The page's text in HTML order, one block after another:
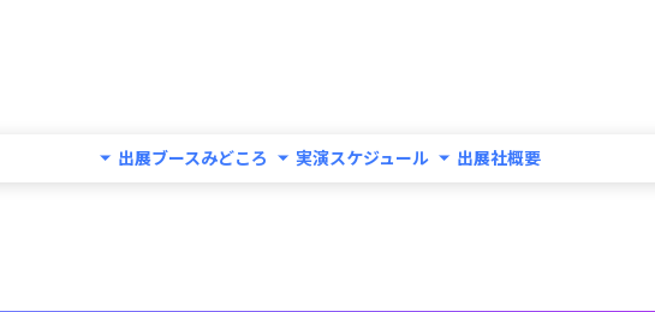
出展ブースみどころ 実演スケジュール 出展社概要